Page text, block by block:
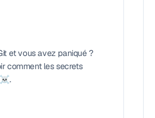
et vous avez paniqué ?
comment les secrets
☠️.